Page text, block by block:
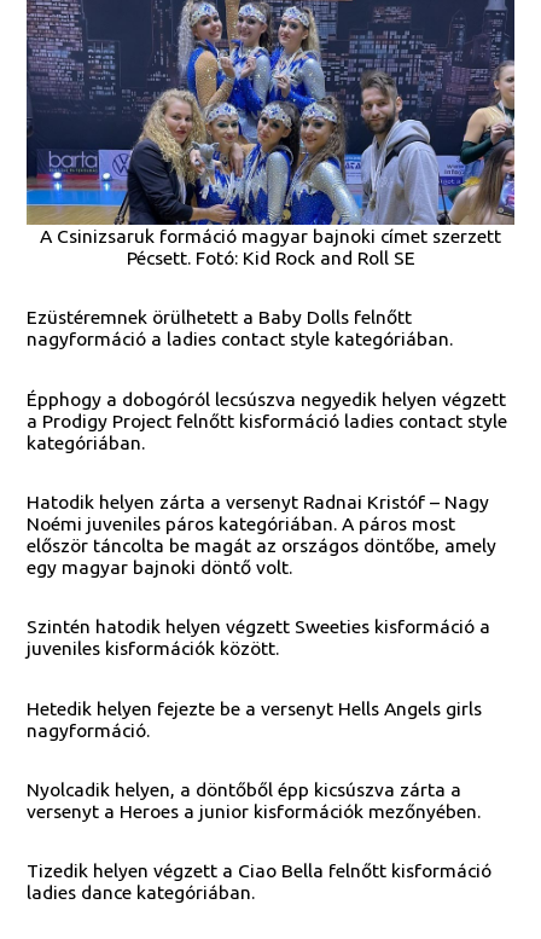
A Csinizsaruk formáció magyar bajnoki címet szerzett
Pécsett. Fotó: Kid Rock and Roll SE
Ezüstéremnek örülhetett a Baby Dolls felnőtt
nagyformáció a ladies contact style kategóriában.
Épphogy a dobogóról lecsúszva negyedik helyen végzett
a Prodigy Project felnőtt kisformáció ladies contact style
kategóriában.
Hatodik helyen zárta a versenyt Radnai Kristóf – Nagy
Noémi juveniles páros kategóriában. A páros most
először táncolta be magát az országos döntőbe, amely
egy magyar bajnoki döntő volt.
Szintén hatodik helyen végzett Sweeties kisformáció a
juveniles kisformációk között.
Hetedik helyen fejezte be a versenyt Hells Angels girls
nagyformáció.
Nyolcadik helyen, a döntőből épp kicsúszva zárta a
versenyt a Heroes a junior kisformációk mezőnyében.
Tizedik helyen végzett a Ciao Bella felnőtt kisformáció
ladies dance kategóriában.